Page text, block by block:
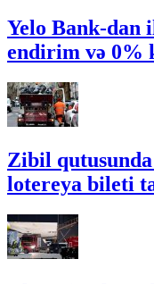
Yelo Bank-dan
endirim və 0%
Zibil
lotereya bileti